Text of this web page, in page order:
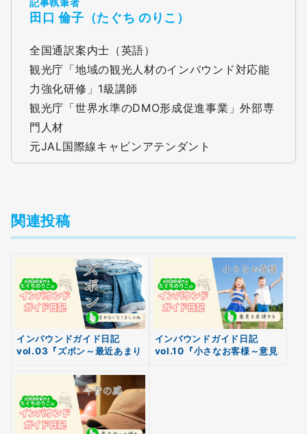
田口 倫子（たぐち のりこ）
全国通訳案内士（英語）
観光庁「地域の観光人材のインバウンド対応能
力強化研修」1級講師
観光庁「世界水準のDMO形成促進事業」外部専
門人材
元JAL国際線キャビンアテンダント
関連投稿
インバウンドガイド日記
vol.03『ズボン～最近あまり
インバウンドガイド日記
vol.10『小さなお客様～意見
無料